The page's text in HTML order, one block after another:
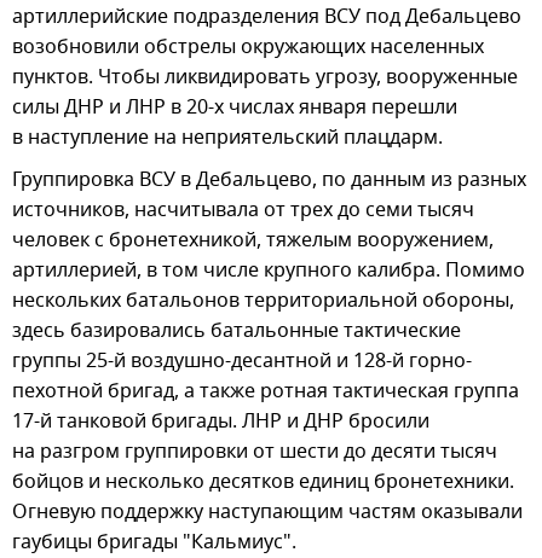
артиллерийские подразделения ВСУ под Дебальцево
возобновили обстрелы окружающих населенных
пунктов. Чтобы ликвидировать угрозу, вооруженные
силы ДНР и ЛНР в 20-х числах января перешли
в наступление на неприятельский плацдарм.
Группировка ВСУ в Дебальцево, по данным из разных
источников, насчитывала от трех до семи тысяч
человек с бронетехникой, тяжелым вооружением,
артиллерией, в том числе крупного калибра. Помимо
нескольких батальонов территориальной обороны,
здесь базировались батальонные тактические
группы 25-й воздушно-десантной и 128-й горно-
пехотной бригад, а также ротная тактическая группа
17-й танковой бригады. ЛНР и ДНР бросили
на разгром группировки от шести до десяти тысяч
бойцов и несколько десятков единиц бронетехники.
Огневую поддержку наступающим частям оказывали
гаубицы бригады "Кальмиус".